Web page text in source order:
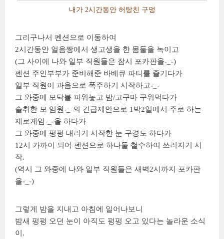
내가 2시간동안 허탕친 구멍
그리구나서 펜션으로 이동하여
2시간동안 얼음짱에서 생고생을 한 몸들을 녹이고
(그 사이에 나와 일부 직원들은 잠시 포카판을-_-)
펜션 주인부부가 준비해준 바베큐 파티를 즐기다가
일부 직원이 과음으로 폭주하기 시작하고-_-
그 와중에 모닥불 피워놓고 밤/고구마 구워먹다가
술취한 모 임원-_-의 긴급제안으로 1박2일에서 주로 하는
제로게임-_-을 하다가
그 와중에 펑펑 내리기 시작한 눈 구경도 하다가
12시 가까이 되어 펜션으로 하나둘 철수하여 쓰러지기 시
작.
(역시 그 와중에 나와 일부 직원들은 새벽2시까지 포카판
을-_-)
그렇게 밤을 지내고 아침에 일어나보니
밤새 펑펑 오던 눈이 아직도 펑펑 오고 있다는 놀라운 소식
이.